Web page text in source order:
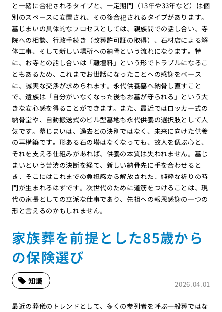
と一緒に合祀されるタイプと、一定期間（13年や33年など）は個
別のスペースに安置され、その後合祀されるタイプがあります。
墓じまいの具体的なプロセスとしては、親族間での話し合い、寺
院への相談、行政手続き（改葬許可証の取得）、石材店による解
体工事、そして新しい場所への納骨という流れになります。特
に、お寺との話し合いは「離壇料」という形でトラブルになるこ
ともあるため、これまでお世話になったことへの感謝をベース
に、誠実な交渉が求められます。永代供養墓へ納骨し直すこと
で、遺族は「自分がいなくなった後もお墓が守られる」という大
きな安心感を得ることができます。また、最近ではロッカー式の
納骨堂や、自動搬送式のビル型墓地も永代供養の選択肢として人
気です。墓じまいは、過去との決別ではなく、未来に向けた供養
の再構築です。形ある石の塔はなくなっても、故人を偲ぶ心と、
それを支える仕組みがあれば、供養の本質は失われません。墓じ
まいという苦渋の決断を経て、新しい納骨先に手を合わせると
き、そこにはこれまでの負担感から解放された、純粋な祈りの時
間が生まれるはずです。次世代のために道筋をつけることは、現
代の家長としての立派な仕事であり、先祖への報恩感謝の一つの
形と言えるのかもしれません。
家族葬を前提とした85歳から
の保険選び
2026.04.01
知識
最近の葬儀のトレンドとして、多くの参列者を呼ぶ一般葬ではな